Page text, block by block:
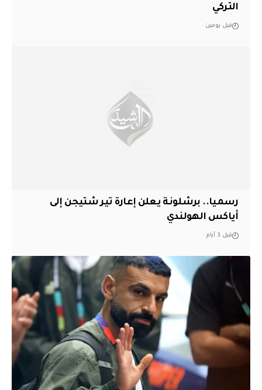
التركي
قبل يومين
رسميا.. برشلونة يعلن إعارة تير شتيجن إلى
أياكس الهولندي
قبل 3 أيام